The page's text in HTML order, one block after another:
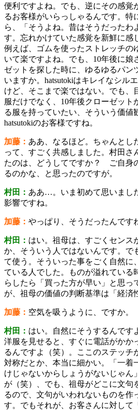
便利ですよね。でも、逆にその感覚
るお客様がいらっしゃるんです。特
ら、「そうよね。昔はそうだったわ
す。忘れかけていた感覚を新鮮に感
例えば、ゴムを使ったストレッチの
いて楽ですよね。でも、10年後に娘
ゼットを探した時に、ゆるゆるパン
いますか。hatsutokiはキレイなシル
けど、そこまで楽ではない。でも、
服だけでなく、10年後クローゼット
る服を持っていたい、そういう価値
hatsutokiのお客様ですね。
加藤： ああ、なるほど。ちゃんとし
って、すごく共感しました。村田さ
たのは、どうしてですか？ ご自身
るのかな、と思ったのですが。
村田： ああ…。いま初めて思いまし
影響ですね。
加藤： やっぱり、そうだったんです
村田： はい。祖母は、すごくセンス
か、そういう人ではないんです。で
て使う。そういった事をごく自然に
ている人でした。ものが溢れている
らしたら「買った方が早い」と思っ
が、祖母の価値の判断基準は「経済
加藤： 空気を吸うように、ですか。
村田： はい。自然にそうするんです
洋服を見せると、すぐに電話がかか
るんですよ（笑）。ここのステッチ
対称だとか、本当に細かい。「一着
けじゃないからしょうがないじゃん
が（笑）、でも、祖母がどこに文句
るので、文句がいわれないものを作
す。でもそれが、お客さんに対して